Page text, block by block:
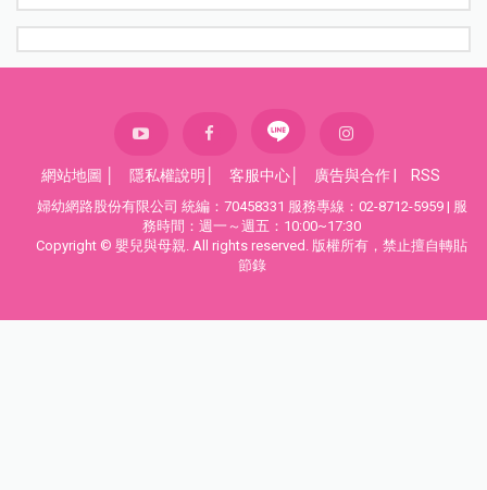
網站地圖 隱私權說明 客服中心 廣告與合作 RSS
婦幼網路股份有限公司 統編：70458331 服務專線：02-8712-5959 | 服
務時間：週一～週五：10:00~17:30
Copyright © 嬰兒與母親. All rights reserved. 版權所有，禁止擅自轉貼
節錄